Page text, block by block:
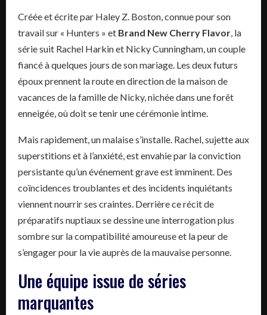
Créée et écrite par Haley Z. Boston, connue pour son
travail sur « Hunters » et Brand New Cherry Flavor , la
série suit Rachel Harkin et Nicky Cunningham, un couple
fiancé à quelques jours de son mariage. Les deux futurs
époux prennent la route en direction de la maison de
vacances de la famille de Nicky, nichée dans une forêt
enneigée, où doit se tenir une cérémonie intime.
Mais rapidement, un malaise s’installe. Rachel, sujette aux
superstitions et à l’anxiété, est envahie par la conviction
persistante qu’un événement grave est imminent. Des
coïncidences troublantes et des incidents inquiétants
viennent nourrir ses craintes. Derrière ce récit de
préparatifs nuptiaux se dessine une interrogation plus
sombre sur la compatibilité amoureuse et la peur de
s’engager pour la vie auprès de la mauvaise personne.
Une équipe issue de séries
marquantes